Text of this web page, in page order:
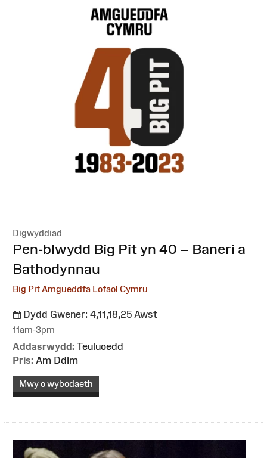
Digwyddiad
:Pen-blwydd Big Pit yn 40 – Baneri a
Bathodynnau⁠ ⁠
Big Pit Amgueddfa Lofaol Cymru
Dydd Gwener: 4,11,18,25 Awst
11am-3pm
Addasrwydd: Teuluoedd
Pris: Am Ddim
Mwy o wybodaeth